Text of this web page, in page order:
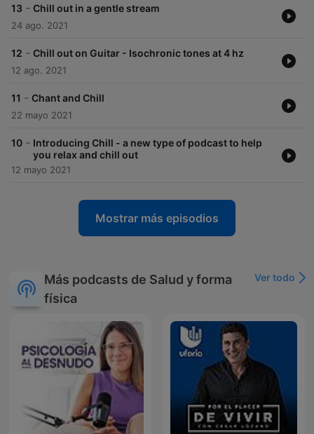
13 - Chill out in a gentle stream
24 ago. 2021
12 - Chill out on Guitar - Isochronic tones at 4 hz
12 ago. 2021
11 - Chant and Chill
22 mayo 2021
10 - Introducing Chill - a new type of podcast to help
you relax and chill out
12 mayo 2021
Mostrar más episodios
Más podcasts de Salud y forma
física
Ver todo